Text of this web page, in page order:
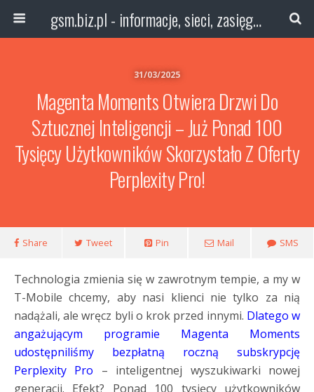
gsm.biz.pl - informacje, sieci, zasięg technologie
31/03/2025
Magenta Moments Otwiera Drzwi Do
Sztucznej Inteligencji – Już Ponad 100
Tysięcy Użytkowników Skorzystało Z Oferty
Perplexity Pro!
Share Tweet Pin Mail SMS
Technologia zmienia się w zawrotnym tempie, a my w
T-Mobile chcemy, aby nasi klienci nie tylko za nią
nadążali, ale wręcz byli o krok przed innymi. Dlatego w
angażującym programie Magenta Moments
udostępniliśmy bezpłatną roczną subskrypcję
Perplexity Pro – inteligentnej wyszukiwarki nowej
generacji. Efekt? Ponad 100 tysięcy użytkowników